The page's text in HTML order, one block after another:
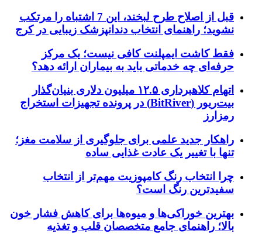
قبل از اصلاح طرح لبخند، این 7 اشتباه را مرتکب
نشوید؛ راهنمای انتخاب دندانپزشک زیبایی در کرج
فقط کاشت ایمپلنت کافی نیست؛ یک مرکز
حرفه‌ای چه خدماتی باید به بیماران ارائه دهد؟
اتهام کلاهبرداری ۱۲.۵ میلیون دلاری بنیان‌گذار
بیت‌ریور (BitRiver) در پرونده تجهیزات استخراج
رمزارز
راهکار جدید علمی برای جلوگیری از سلامت مغز؛
تنها با تغییر یک عادت غذایی ساده
چرا انتخاب رنگ کامپوزیت مهم‌تر از انتخاب
سفیدترین رنگ است؟
بهترین خوراکی‌ها و میوه‌ها برای کاهش فشار خون
بالا؛ راهنمای جامع متخصصان قلب و تغذیه